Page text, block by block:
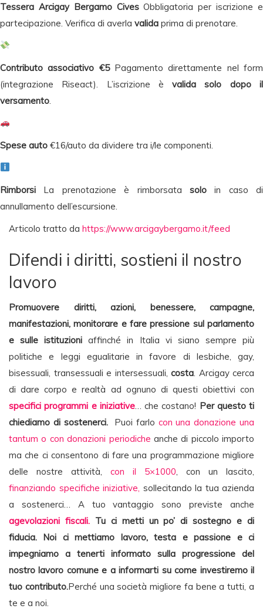
Tessera Arcigay Bergamo Cives Obbligatoria per iscrizione e
partecipazione. Verifica di averla valida prima di prenotare.
Contributo associativo €5 Pagamento direttamente nel form
(integrazione Riseact). L’iscrizione èvalida solo dopo il
versamento
Spese auto €16/auto da dividere tra i/le componenti.
Rimborsi La prenotazione è rimborsata soloin caso di
annullamento dell’escursione.
Articolo tratto da https://www.arcigaybergamo.it/feed
Difendi i diritti, sostieni il nostro
lavoro
Promuovere diritti, azioni, benessere, campagne,
manifestazioni, monitorare e fare pressione sul parlamento
e sulle istituzioni affinché in Italia vi siano sempre più
politiche e leggi egualitarie in favore di lesbiche, gay,
bisessuali, transessuali e intersessuali, costa . Arcigay cerca
di dare corpo e realtà ad ognuno di questi obiettivi con
specifici programmi e iniziative… che costano! Per questo ti
chiediamo di sostenerci.Puoi farlo con una donazione una
tantum o con donazioni periodiche anche di piccolo importo
ma che ci consentono di fare una programmazione migliore
delle nostre attività, con il 5×1000 , con un lascito,
finanziando specifiche iniziative, sollecitando la tua azienda
a sostenerci… A tuo vantaggio sono previste anche
agevolazioni fiscali. Tu ci metti un po’ di sostegno e di
fiducia. Noi ci mettiamo lavoro, testa e passione e ci
impegniamo a tenerti informato sulla progressione del
nostro lavoro comune e a informarti su come investiremo il
tuo contributo.Perché una società migliore fa bene a tutti, a
te e a noi.